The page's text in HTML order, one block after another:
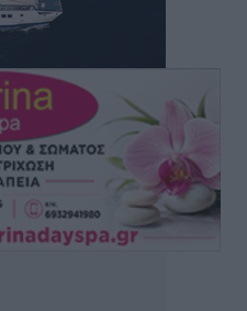
διαρκείας της νέας
και μία